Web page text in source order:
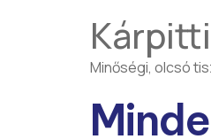
Minőségi, olcsó